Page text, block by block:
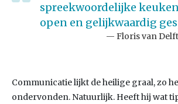
spreekwoordelijke
open en gelijkwaardig
Floris van
Communicatie lijkt de heilige graal, zo
ondervonden. Natuurlijk. Heeft hij wat